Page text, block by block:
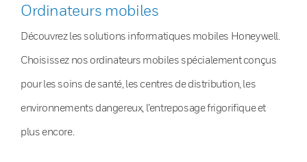
Ordinateurs mobiles
Découvrez les solutions informatiques mobiles Honeywell.
Choisissez nos ordinateurs mobiles spécialement conçus
pour les soins de santé, les centres de distribution, les
environnements dangereux, l’entreposage frigorifique et
plus encore.